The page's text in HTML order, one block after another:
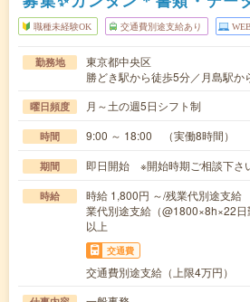
職種未経験OK 交通費別途支給あり
勤務地
東京都中央区
勝どき駅から徒歩5分／月島駅か
曜日頻度 月～土の週5日シフト制
時間 9:00 ～ 18:00 （実働8時間）
期間 即日開始 ※開始時期ご相談下さ
時給
時給 1,800円 ～/残業代別途支
業代別途支給（@1800×8h×22
以上
交通費
交通費別途支給（上限4万円）